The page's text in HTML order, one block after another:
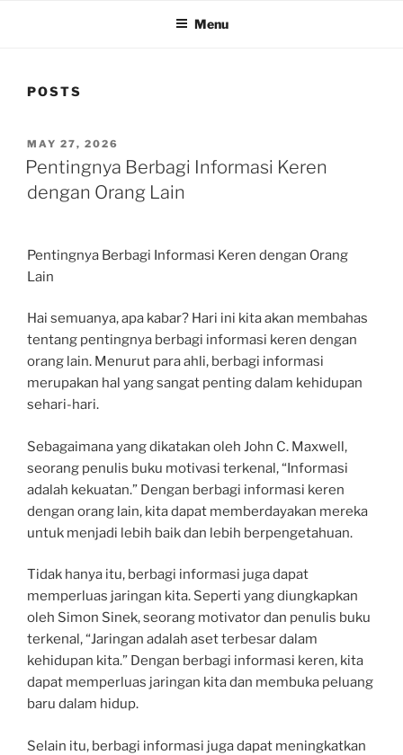
Menu
POSTS
POSTED
ON
MAY 27, 2026
Pentingnya Berbagi Informasi Keren
dengan Orang Lain
Pentingnya Berbagi Informasi Keren dengan Orang
Lain
Hai semuanya, apa kabar? Hari ini kita akan membahas
tentang pentingnya berbagi informasi keren dengan
orang lain. Menurut para ahli, berbagi informasi
merupakan hal yang sangat penting dalam kehidupan
sehari-hari.
Sebagaimana yang dikatakan oleh John C. Maxwell,
seorang penulis buku motivasi terkenal, “Informasi
adalah kekuatan.” Dengan berbagi informasi keren
dengan orang lain, kita dapat memberdayakan mereka
untuk menjadi lebih baik dan lebih berpengetahuan.
Tidak hanya itu, berbagi informasi juga dapat
memperluas jaringan kita. Seperti yang diungkapkan
oleh Simon Sinek, seorang motivator dan penulis buku
terkenal, “Jaringan adalah aset terbesar dalam
kehidupan kita.” Dengan berbagi informasi keren, kita
dapat memperluas jaringan kita dan membuka peluang
baru dalam hidup.
Selain itu, berbagi informasi juga dapat meningkatkan